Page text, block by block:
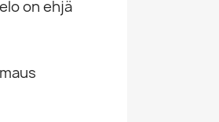
on ehjä